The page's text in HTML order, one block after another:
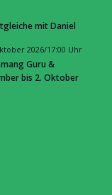
mit Daniel
2026/17:00 Uhr
Guru &
bis 2. Oktober